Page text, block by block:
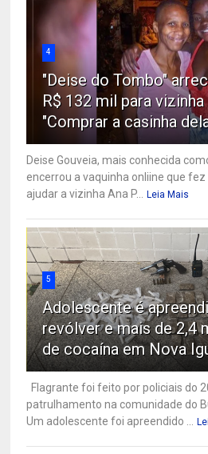
4
"Deise do Tombo"
R$ 132 mil para
"Comprar a casinha
Deise Gouveia, mais conhecida
encerrou a vaquinha onliine que
ajudar a vizinha Ana P...
Leia Mais
5
Adolescente é
revólver e mais de 2,4
de cocaína em Nova
Flagrante foi feito por policiais do
patrulhamento na comunidade do
Um adolescente foi apreendido ...